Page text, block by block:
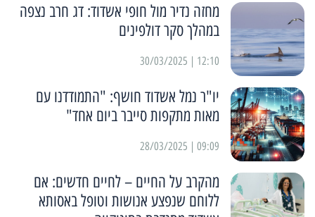
מחזה נדיר מול חופי אשדוד: דג חרב נצפה
במהלך סקר דולפינים
12:10 | 30/03/2025
יו"ר נמל אשדוד חושף: "התמודדנו עם
מאות מתקפות סייבר ביום אחד"
09:09 | 28/03/2025
מהקרב על החיים – לחיים חדשים: אם
ללוחם שנפצע אנושות וטופל באסותא